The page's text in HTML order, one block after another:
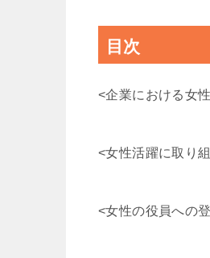
目次
<企業における女
<女性活躍に取り
<女性の役員への